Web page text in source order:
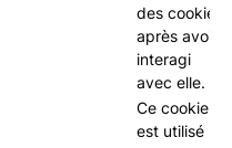
des cookies
après avoir
interagi
avec elle.
Ce cookie
est utilisé